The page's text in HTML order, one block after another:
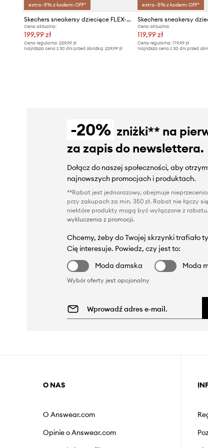
extra -5% z kodem: OFF*
Skechers sneakersy dziecięce FLEX-GLOW BOLT
Cena aktualna:
199,99 zł
Cena regularna: 229,99 zł
Najniższa cena z 30 dni przed obniżką: 229,99 zł
extra -5% z kodem: OFF*
Cena aktualna:
119,99 zł
Cena regularna:179,99 zł
Najniższa cena z 30 dni przed
-20% zniżki** na
za zapis do newslettera.
Dołącz do naszej społeczności, aby
najnowszych promocjach i produktach.
**Rabat jest jednorazowy, obejmuje
przy zakupach za min. 350 zł. Rabat nie łączy
niektóre produkty mogą być wyłączone z
wykluczenia z promocji.
Chcemy, żeby do Twojej skrzynki trafiało
Cię interesuje. Powiedz, czy jest to:
Moda damska
Moda
Wybór oferty jest opcjonalny
O NAS
O Answear.com
Opinie o Answear.com